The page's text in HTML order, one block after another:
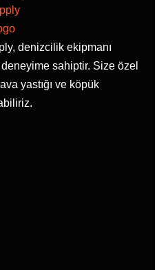
denizcilik ekipmanı
sahiptir. Size özel
yastığı ve köpük